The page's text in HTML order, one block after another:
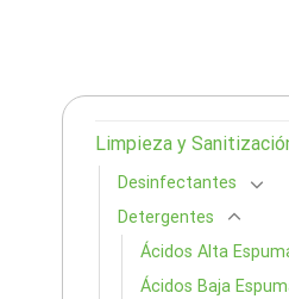
Limpieza y
Desinfectantes
Detergentes
Ácidos Alta
Ácidos Baja